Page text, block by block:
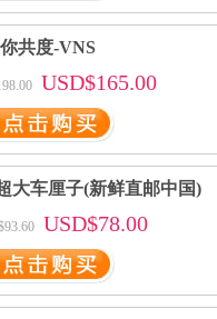
共度-VNS
USD$165.00
大车厘子(新鲜直邮中国)
USD$78.00